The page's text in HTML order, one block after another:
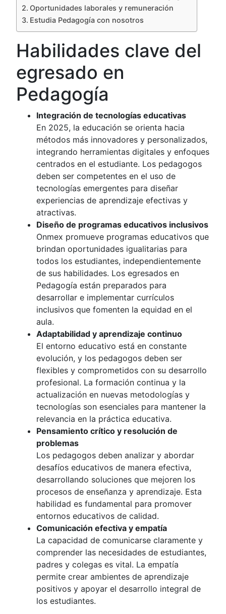
Oportunidades laborales y remuneración
Estudia Pedagogía con nosotros
Habilidades clave del
egresado en
Pedagogía
Integración de tecnologías educativas
En 2025, la educación se orienta hacia
métodos más innovadores y personalizados,
integrando herramientas digitales y enfoques
centrados en el estudiante. Los pedagogos
deben ser competentes en el uso de
tecnologías emergentes para diseñar
experiencias de aprendizaje efectivas y
atractivas.
Diseño de programas educativos inclusivos
Onmex promueve programas educativos que
brindan oportunidades igualitarias para
todos los estudiantes, independientemente
de sus habilidades. Los egresados en
Pedagogía están preparados para
desarrollar e implementar currículos
inclusivos que fomenten la equidad en el
aula.
Adaptabilidad y aprendizaje continuo
El entorno educativo está en constante
evolución, y los pedagogos deben ser
flexibles y comprometidos con su desarrollo
profesional. La formación continua y la
actualización en nuevas metodologías y
tecnologías son esenciales para mantener la
relevancia en la práctica educativa.
Pensamiento crítico y resolución de
problemas
Los pedagogos deben analizar y abordar
desafíos educativos de manera efectiva,
desarrollando soluciones que mejoren los
procesos de enseñanza y aprendizaje. Esta
habilidad es fundamental para promover
entornos educativos de calidad.
Comunicación efectiva y empatía
La capacidad de comunicarse claramente y
comprender las necesidades de estudiantes,
padres y colegas es vital. La empatía
permite crear ambientes de aprendizaje
positivos y apoyar el desarrollo integral de
los estudiantes.